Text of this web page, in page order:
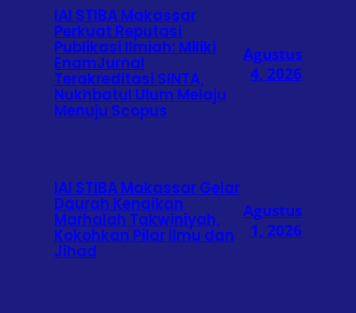
IAI STIBA Makassar
Perkuat Reputasi
Publikasi Ilmiah: Miliki
EnamJurnal
Terakreditasi SINTA,
Nukhbatul Ulum Melaju
Menuju Scopus
Agustus
4, 2026
IAI STIBA Makassar Gelar
Daurah Kenaikan
Marhalah Takwiniyah,
Kokohkan Pilar Ilmu dan
Jihad
Agustus
1, 2026